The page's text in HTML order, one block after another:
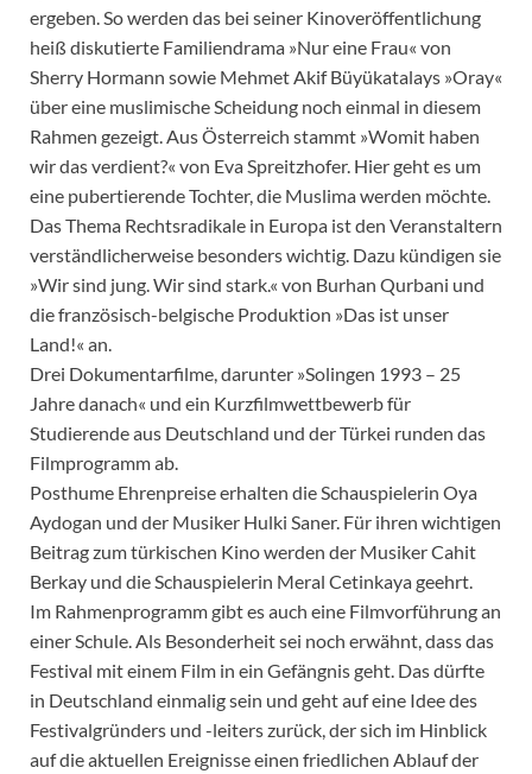
ergeben. So werden das bei seiner Kinoveröffentlichung
heiß diskutierte Familiendrama »Nur eine Frau« von
Sherry Hormann sowie Mehmet Akif Büyükatalays »Oray«
über eine muslimische Scheidung noch einmal in diesem
Rahmen gezeigt. Aus Österreich stammt »Womit haben
wir das verdient?« von Eva Spreitzhofer. Hier geht es um
eine pubertierende Tochter, die Muslima werden möchte.
Das Thema Rechtsradikale in Europa ist den Veranstaltern
verständlicherweise besonders wichtig. Dazu kündigen sie
»Wir sind jung. Wir sind stark.« von Burhan Qurbani und
die französisch-belgische Produktion »Das ist unser
Land!« an.
Drei Dokumentarfilme, darunter »Solingen 1993 – 25
Jahre danach« und ein Kurzfilmwettbewerb für
Studierende aus Deutschland und der Türkei runden das
Filmprogramm ab.
Posthume Ehrenpreise erhalten die Schauspielerin Oya
Aydogan und der Musiker Hulki Saner. Für ihren wichtigen
Beitrag zum türkischen Kino werden der Musiker Cahit
Berkay und die Schauspielerin Meral Cetinkaya geehrt.
Im Rahmenprogramm gibt es auch eine Filmvorführung an
einer Schule. Als Besonderheit sei noch erwähnt, dass das
Festival mit einem Film in ein Gefängnis geht. Das dürfte
in Deutschland einmalig sein und geht auf eine Idee des
Festivalgründers und -leiters zurück, der sich im Hinblick
auf die aktuellen Ereignisse einen friedlichen Ablauf der